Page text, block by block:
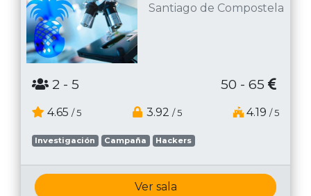
Santiago de Compostela
2 - 5 50 - 65
4.65 / 5 3.92 / 5 4.19 / 5
Investigación Campaña Hackers
Ver sala